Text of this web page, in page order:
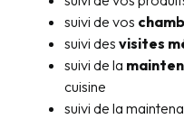
suivi de vos
suivi des visites
suivi de la
cuisine
suivi de la